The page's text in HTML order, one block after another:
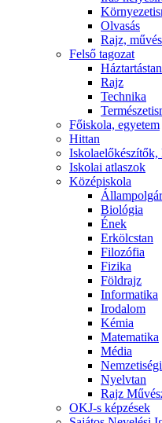
Olvasás
Rajz,
Felső tagozat
Háztartástan
Rajz
Technika
Főiskola, egyetem
Hittan
Iskolaelőkészítők,
Iskolai atlaszok
Középiskola
Biológia
Ének
Erkölcstan
Filozófia
Fizika
Földrajz
Informatika
Irodalom
Kémia
Matematika
Média
Nemzetiségi
Nyelvtan
Rajz
OKJ-s képzések